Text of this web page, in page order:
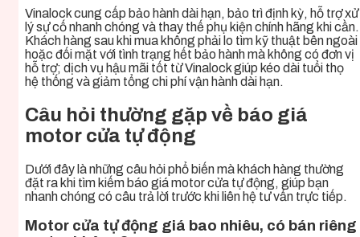
Vinalock cung cấp bảo hành dài hạn, bảo trì định kỳ, hỗ trợ xử
lý sự cố nhanh chóng và thay thế phụ kiện chính hãng khi cần.
Khách hàng sau khi mua không phải lo tìm kỹ thuật bên ngoài
hoặc đối mặt với tình trạng hết bảo hành mà không có đơn vị
hỗ trợ; dịch vụ hậu mãi tốt từ Vinalock giúp kéo dài tuổi thọ
hệ thống và giảm tổng chi phí vận hành dài hạn.
Câu hỏi thường gặp về báo giá
motor cửa tự động
Dưới đây là những câu hỏi phổ biến mà khách hàng thường
đặt ra khi tìm kiếm báo giá motor cửa tự động, giúp bạn
nhanh chóng có câu trả lời trước khi liên hệ tư vấn trực tiếp.
Motor cửa tự động giá bao nhiêu, có bán riêng